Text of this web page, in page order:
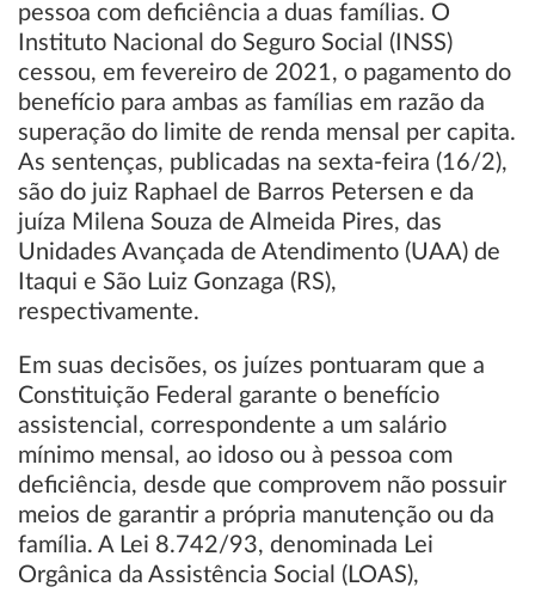
pessoa com deficiência a duas famílias. O
Instituto Nacional do Seguro Social (INSS)
cessou, em fevereiro de 2021, o pagamento do
benefício para ambas as famílias em razão da
superação do limite de renda mensal per capita.
As sentenças, publicadas na sexta-feira (16/2),
são do juiz Raphael de Barros Petersen e da
juíza Milena Souza de Almeida Pires, das
Unidades Avançada de Atendimento (UAA) de
Itaqui e São Luiz Gonzaga (RS),
respectivamente.
Em suas decisões, os juízes pontuaram que a
Constituição Federal garante o benefício
assistencial, correspondente a um salário
mínimo mensal, ao idoso ou à pessoa com
deficiência, desde que comprovem não possuir
meios de garantir a própria manutenção ou da
família. A Lei 8.742/93, denominada Lei
Orgânica da Assistência Social (LOAS),